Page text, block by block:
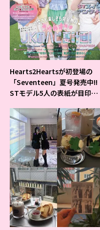
Hearts2Heartsが初登場の
「Seventeen」夏号発売中!!
STモデル5人の表紙が目印だ